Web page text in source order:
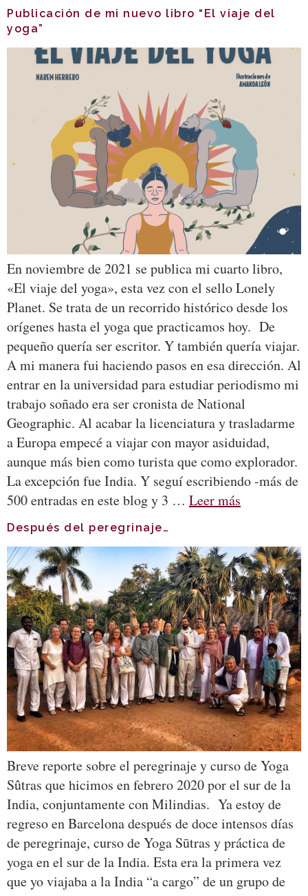
Publicación de mi nuevo libro “El viaje del
yoga”
En noviembre de 2021 se publica mi cuarto libro,
«El viaje del yoga», esta vez con el sello Lonely
Planet. Se trata de un recorrido histórico desde los
orígenes hasta el yoga que practicamos hoy. De
pequeño quería ser escritor. Y también quería viajar.
A mi manera fui haciendo pasos en esa dirección. Al
entrar en la universidad para estudiar periodismo mi
trabajo soñado era ser cronista de National
Geographic. Al acabar la licenciatura y trasladarme
a Europa empecé a viajar con mayor asiduidad,
aunque más bien como turista que como explorador.
La excepción fue India. Y seguí escribiendo -más de
500 entradas en este blog y 3 … Leer más
Después del peregrinaje…
Breve reporte sobre el peregrinaje y curso de Yoga
Sûtras que hicimos en febrero 2020 por el sur de la
India, conjuntamente con Milindias. Ya estoy de
regreso en Barcelona después de doce intensos días
de peregrinaje, curso de Yoga Sūtras y práctica de
yoga en el sur de la India. Esta era la primera vez
que yo viajaba a la India “a cargo” de un grupo de